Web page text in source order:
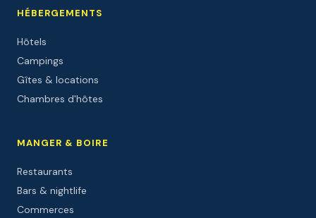
HÉBERGEMENTS
Hôtels
Campings
Gîtes & locations
Chambres d'hôtes
MANGER & BOIRE
Restaurants
Bars & nightlife
Commerces